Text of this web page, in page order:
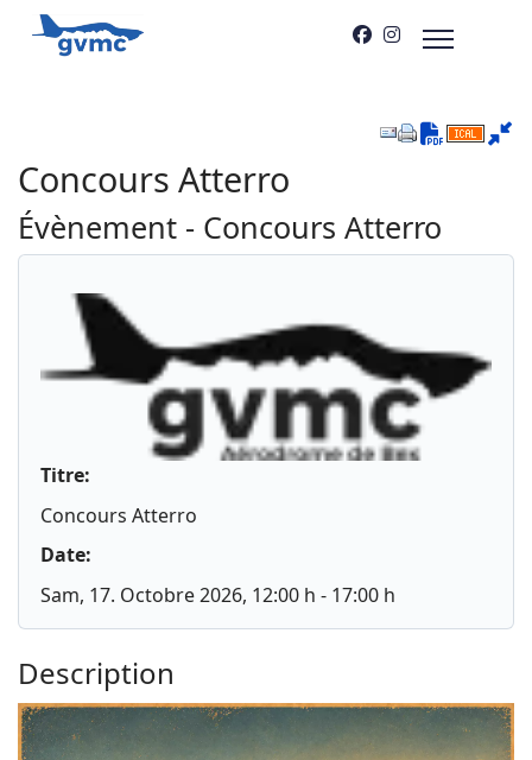
Concours Atterro
Évènement - Concours Atterro
Titre:
Concours Atterro
Date:
Sam, 17. Octobre 2026, 12:00 h - 17:00 h
Description